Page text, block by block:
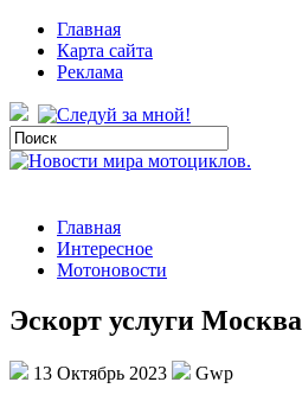
Главная
Карта сайта
Реклама
Главная
Интересное
Мотоновости
Эскорт услуги Москва
13 Октябрь 2023
Gwp